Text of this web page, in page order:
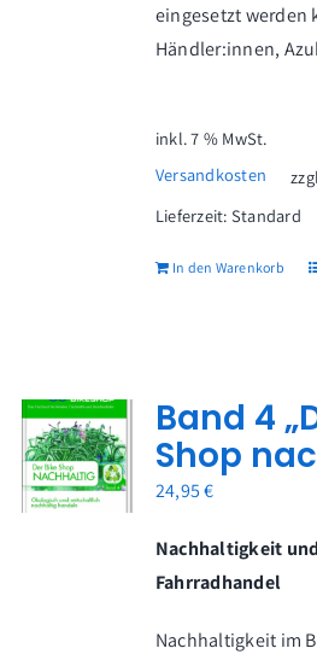
eingesetzt werden
Händler:innen,
inkl. 7 % MwSt.
Versandkosten
Lieferzeit: Standard
In den Warenkorb
Band 4
Shop
24,95€
Nachhaltigkeit
Fahrradhandel
Nachhaltigkeit im